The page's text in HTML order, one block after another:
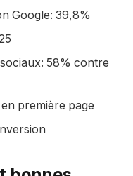
Google: 39,8%
58% contre
première page